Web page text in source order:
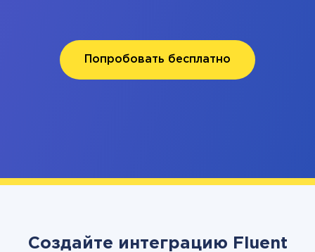
Попробовать бесплатно
Создайте интеграцию Fluent